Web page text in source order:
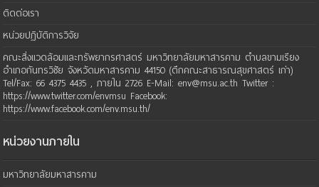
ติดต่อเรา
หน่วยปฏิบัติการวิจัย
คณะสิ่งแวดล้อมและทรัพยากรศาสตร์ มหาวิทยาลัยมหาสารคาม ตำบลขามเรียง
อำเภอกันทรวิชัย จังหวัดมหาสารคาม 44150 (ตึกคณะสาธารณสุขศาสตร์ เก่า)
Tel/Fax: 66 4375 4435 , ภายใน 2726 E-Mail: env@msu.ac.th Twitter :
https://www.twitter.com/envmsu Facebook:
https://www.facebook.com/env.msu.th/
หน่วยงานภายใน
มหาวิทยาลัยมหาสารคาม